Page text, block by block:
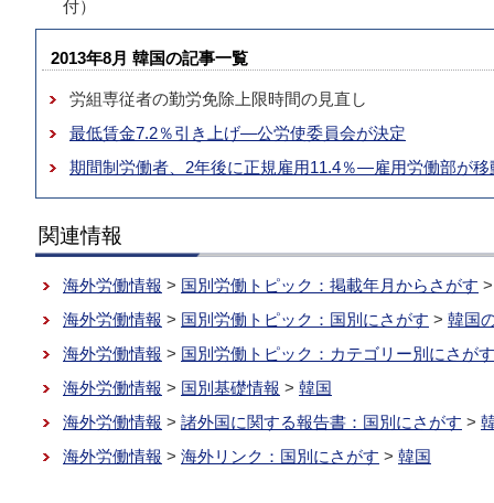
付）
2013年8月 韓国の記事一覧
労組専従者の勤労免除上限時間の見直し
最低賃金7.2％引き上げ―公労使委員会が決定
期間制労働者、2年後に正規雇用11.4％―雇用労働部が
関連情報
海外労働情報 > 国別労働トピック：掲載年月からさがす
海外労働情報 > 国別労働トピック：国別にさがす > 韓国
海外労働情報 > 国別労働トピック：カテゴリー別にさがす
海外労働情報 > 国別基礎情報 > 韓国
海外労働情報 > 諸外国に関する報告書：国別にさがす >
海外労働情報 > 海外リンク：国別にさがす > 韓国